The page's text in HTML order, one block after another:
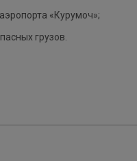
«Курумоч»;
грузов.